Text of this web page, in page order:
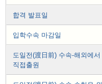
합격 발표일
입학수속 마감일
도일전(渡日前) 수속-해외에서
직접출원